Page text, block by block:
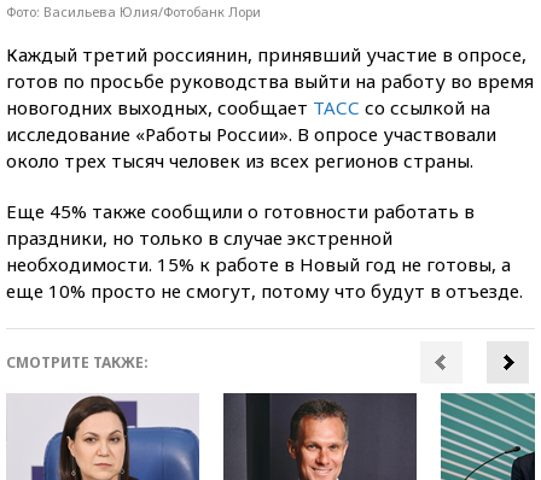
Фото: Васильева Юлия/Фотобанк Лори
Каждый третий россиянин, принявший участие в опросе,
готов по просьбе руководства выйти на работу во время
новогодних выходных, сообщает ТАСС со ссылкой на
исследование «Работы России». В опросе участвовали
около трех тысяч человек из всех регионов страны.
Еще 45% также сообщили о готовности работать в
праздники, но только в случае экстренной
необходимости. 15% к работе в Новый год не готовы, а
еще 10% просто не смогут, потому что будут в отъезде.
СМОТРИТЕ ТАКЖЕ: